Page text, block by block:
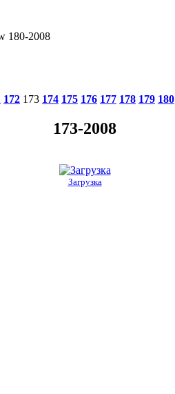
180-2008
172 173 174 175 176 177 178 179 180
173-2008
Загрузка